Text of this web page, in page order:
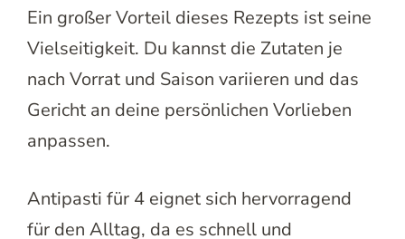
Ein großer Vorteil dieses Rezepts ist seine
Vielseitigkeit. Du kannst die Zutaten je
nach Vorrat und Saison variieren und das
Gericht an deine persönlichen Vorlieben
anpassen.
Antipasti für 4 eignet sich hervorragend
für den Alltag, da es schnell und